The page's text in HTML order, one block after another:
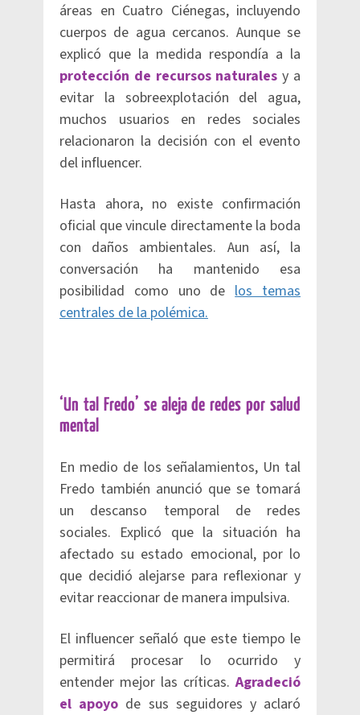
áreas en Cuatro Ciénegas, incluyendo
cuerpos de agua cercanos. Aunque se
explicó que la medida respondía a la
protección de recursos naturales y a
evitar la sobreexplotación del agua,
muchos usuarios en redes sociales
relacionaron la decisión con el evento
del influencer.
Hasta ahora, no existe confirmación
oficial que vincule directamente la boda
con daños ambientales. Aun así, la
conversación ha mantenido esa
posibilidad como uno delos temas
centrales de la polémica.
‘Un tal Fredo’ se aleja de redes por salud
mental
En medio de los señalamientos, Un tal
Fredo también anunció que se tomará
un descanso temporal de redes
sociales. Explicó que la situación ha
afectado su estado emocional, por lo
que decidió alejarse para reflexionar y
evitar reaccionar de manera impulsiva.
El influencer señaló que este tiempo le
permitirá procesar lo ocurrido y
entender mejor las críticas.Agradeció
el apoyo de sus seguidores y aclaró